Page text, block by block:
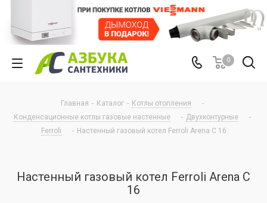
0
Главная - Каталог - Котлы отопления
-
Конденсационные котлы газовые настенные
- Двухконтурные
-
Ferroli
- Настенный газовый котел Ferroli Arena С 16
Настенный газовый котел Ferroli Arena С
16